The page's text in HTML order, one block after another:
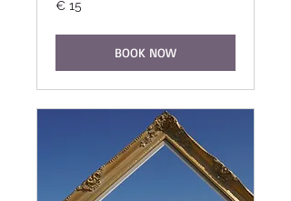
euro
€ 15
BOOK NOW